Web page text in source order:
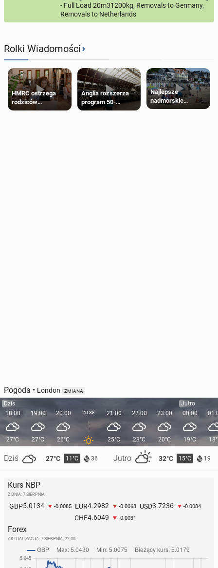
- Full Load 20m31200kg, Removals to Germany,
Removals to Netherlands
Rolki Wiadomości›
HMRC ostrzega
rodziców
pobierających Child
Anglia rozszerza
program 50-
procentowych
Najlepsze
nadmorskie
miasteczko blisko
Pogoda • London ZMIANA
Dziś
18:00
27°C
Dziś 27°C 11°C 36 Jutro 32°C 15°C 19
19:00
27°C
20:00
26°C
20:38 21:00
25°C
22:00
23°C
23:00
20°C
Jutro
00:00
19°C
Kurs NBP
Z DNIA: 7 SIERPNIA
GBP5.0134 -0.0085 EUR4.2982 -0.0068 USD3.7236 -0.0084
CHF4.6049 -0.0031
Forex
AKTUALIZACJA: 7 SIERPNIA, 22:00